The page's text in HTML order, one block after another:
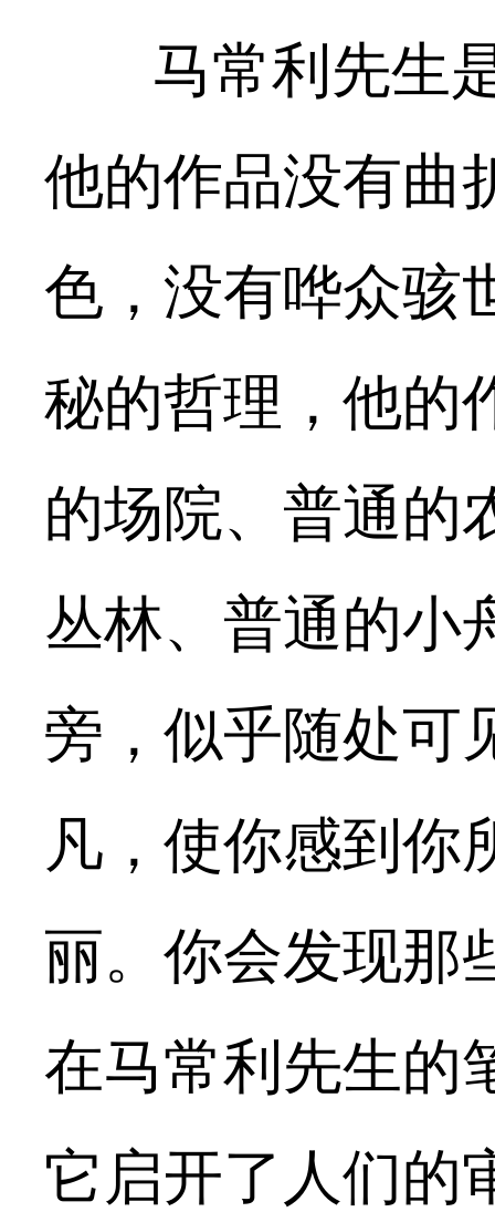
马常利先生是
他的作品没有曲
色，没有哗众骇
秘的哲理，他的
的场院、普通的
丛林、普通的小
旁，似乎随处可
凡，使你感到你
丽。你会发现那
在马常利先生的
它启开了人们的